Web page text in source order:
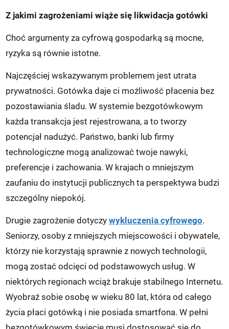
Z jakimi zagrożeniami wiąże się likwidacja gotówki
Choć argumenty za cyfrową gospodarką są mocne,
ryzyka są równie istotne.
Najczęściej wskazywanym problemem jest utrata
prywatności. Gotówka daje ci możliwość płacenia bez
pozostawiania śladu. W systemie bezgotówkowym
każda transakcja jest rejestrowana, a to tworzy
potencjał nadużyć. Państwo, banki lub firmy
technologiczne mogą analizować twoje nawyki,
preferencje i zachowania. W krajach o mniejszym
zaufaniu do instytucji publicznych ta perspektywa budzi
szczególny niepokój.
Drugie zagrożenie dotyczywykluczenia cyfrowego.
Seniorzy, osoby z mniejszych miejscowości i obywatele,
którzy nie korzystają sprawnie z nowych technologii,
mogą zostać odcięci od podstawowych usług. W
niektórych regionach wciąż brakuje stabilnego Internetu.
Wyobraź sobie osobę w wieku 80 lat, która od całego
życia płaci gotówką i nie posiada smartfona. W pełni